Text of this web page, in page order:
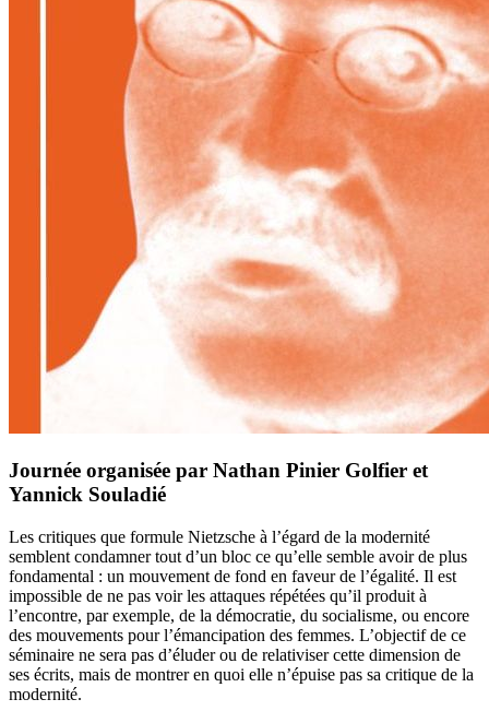
Journée organisée par Nathan Pinier Golfier et
Yannick Souladié
Les critiques que formule Nietzsche à l’égard de la modernité
semblent condamner tout d’un bloc ce qu’elle semble avoir de plus
fondamental : un mouvement de fond en faveur de l’égalité. Il est
impossible de ne pas voir les attaques répétées qu’il produit à
l’encontre, par exemple, de la démocratie, du socialisme, ou encore
des mouvements pour l’émancipation des femmes. L’objectif de ce
séminaire ne sera pas d’éluder ou de relativiser cette dimension de
ses écrits, mais de montrer en quoi elle n’épuise pas sa critique de la
modernité.